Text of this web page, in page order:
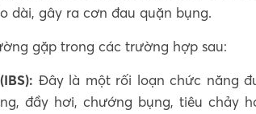
dài, gây ra cơn đau quặn bụng.
gặp trong các trường hợp sau:
Đây là một rối loạn chức năng
đầy hơi, chướng bụng, tiêu chảy